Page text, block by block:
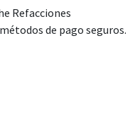
Refacciones
de pago seguros.